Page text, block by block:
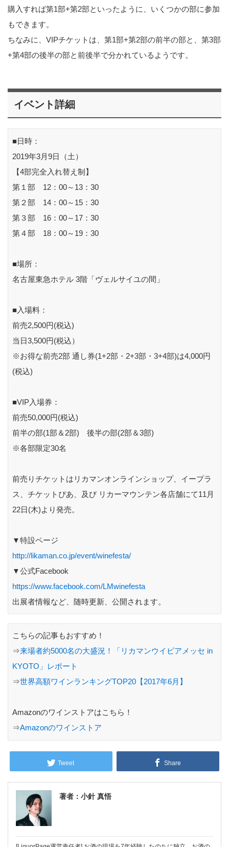
購入すれば第1部+第2部といったように、いくつかの部に参加
もできます。
ちなみに、VIPチケットは、第1部+第2部の前半の部と、第3部
+第4部の後半の部と前後半で分かれているようです。
イベント詳細
■日時：
2019年3月9日（土）
【4部完全入れ替え制】
第１部 12：00～13：30
第２部 14：00～15：30
第３部 16：00～17：30
第４部 18：00～19：30
■場所：
名古屋東急ホテル 3階「ヴェルサイユの間」
■入場料：
前売2,500円(税込)
当日3,500円(税込）
※お得な前売2部 通し券(1+2部・2+3部・3+4部)は4,000円
(税込)
■VIP入場券：
前売50,000円(税込)
前半の部(1部＆2部) 後半の部(2部＆3部)
※各部限定30名
前売りチケットはリカマンオンラインショップ、イープラ
ス、チケットぴあ、及び リカーマウンテン各店舗にて11月
22日(木)より発売。
▼特設ページ
http://likaman.co.jp/event/winefesta/
▼公式Facebook
https://www.facebook.com/LMwinefesta
出展者情報など、随時更新、公開されます。
こちらの記事もおすすめ！
⇒来場者約5000名の大盛況！「リカマンウイビアメッセ in
KYOTO」レポート
⇒世界高額ワインランキングTOP20【2017年6月】
Amazonのワインストアはこちら！
⇒Amazonのワインストア
Tweet Share
著者：小針 真悟